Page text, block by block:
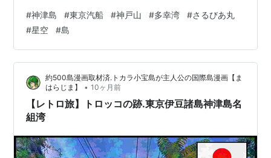
中心部と星空 4.翌朝の快晴 おばちゃんと一緒に住んでい
る猫ののらちゃん 昨日は見れなかった天上山ときれいな
青色の多幸湾 5.帰路 1. 竹芝から「さるびあ丸」で出航 仕
事を定時で上がり急いで竹芝へ。 出発が深夜の11時で神
津島には翌日の１０時ごろ到着予…
#神津島 #東京汽船 #神戸山 #多幸湾 #さるびあ丸
#星空 #島
約500島漫画取材済.トカラ小宝島が主人公の国際島漫画【ま
はらじま】
• 10ヶ月前
【レトロ旅】トロッコの跡.東京伊豆諸島神津島名
組湾